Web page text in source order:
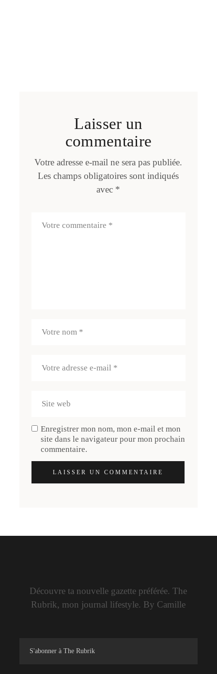
Laisser un
commentaire
Votre adresse e-mail ne sera pas publiée.
Les champs obligatoires sont indiqués
avec *
Enregistrer mon nom, mon e-mail et mon
site dans le navigateur pour mon prochain
commentaire.
LAISSER UN COMMENTAIRE
Découvre ta nouvelle gazette préférée. The
Rubrik, mon journal lifestyle. By Camille